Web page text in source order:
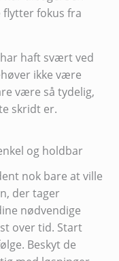
flytter fokus fra
haft svært ved
ikke være
være så tydelig,
skridt er.
og holdbar
nok bare at ville
der tager
nødvendige
over tid. Start
Beskyt de